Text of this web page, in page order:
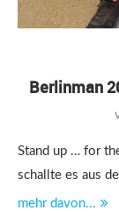
Berlinman
Stand up … for
schallte es aus
mehr davon...